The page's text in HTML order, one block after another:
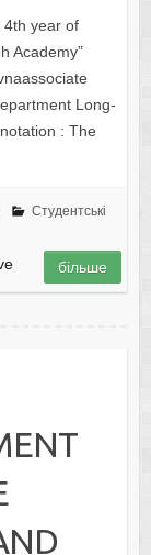
4th year of
Academy”
Long-
: The
Студентські
більше